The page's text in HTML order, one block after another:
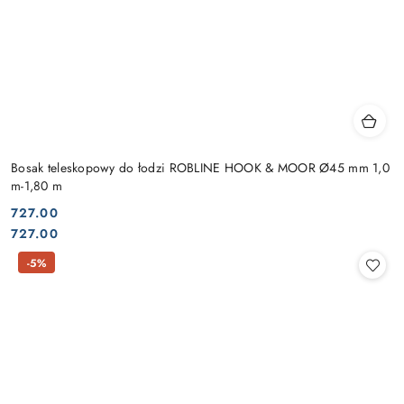
Bosak teleskopowy do łodzi ROBLINE HOOK & MOOR Ø45 mm 1,0
m-1,80 m
Cena:
727.00
Cena:
727.00
-5%